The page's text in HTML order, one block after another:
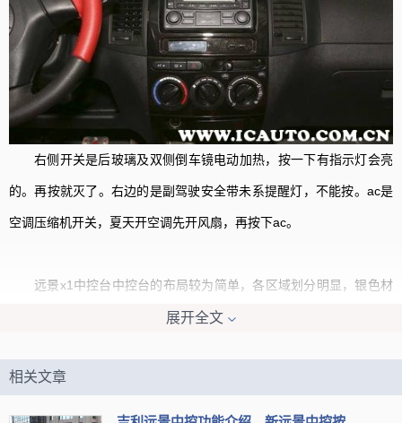
右侧开关是后玻璃及双侧倒车镜电动加热，按一下有指示灯会亮
的。再按就灭了。右边的是副驾驶安全带未系提醒灯，不能按。ac是
空调压缩机开关，夏天开空调先开风扇，再按下ac。
远景x1中控台中控台的布局较为简单，各区域划分明显，银色材
质包边的仪表盘显示效果还算清晰，中间的行车电脑显示屏较为袖
的缝合线加以点缀，效果还是不错的，不过就手感来讲，方向盘握起
展开全文
相关文章